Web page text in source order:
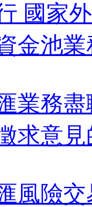
國家
金池
業務
求意
風險